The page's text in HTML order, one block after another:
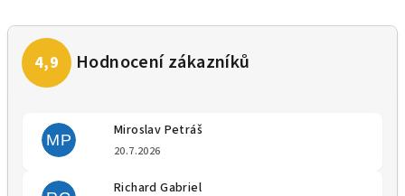
MP
Miroslav Petráš
20.7.2026
Richard Gabriel